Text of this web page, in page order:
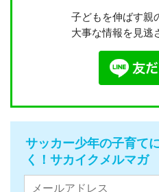
子どもを伸ばす親
大事な情報を見逃
サッカー少年の子育て
く！サカイクメルマガ